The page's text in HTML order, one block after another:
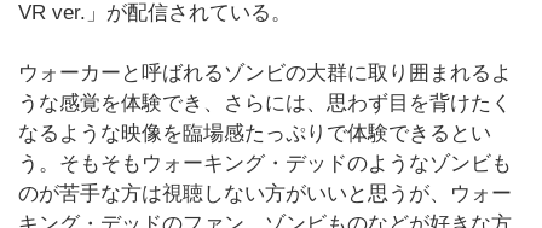
VR ver.」が配信されている。
ウォーカーと呼ばれるゾンビの大群に取り囲まれるよ
うな感覚を体験でき、さらには、思わず目を背けたく
なるような映像を臨場感たっぷりで体験できるとい
う。そもそもウォーキング・デッドのようなゾンビも
のが苦手な方は視聴しない方がいいと思うが、ウォー